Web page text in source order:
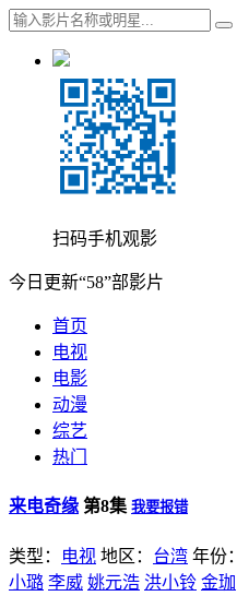
扫码手机观影
今日更新“58”部影片
首页
电视
电影
动漫
综艺
热门
来电奇缘 第8集 我要报错
类型： 电视 地区： 台湾 年份：
小璐 李威 姚元浩 洪小铃 金珈